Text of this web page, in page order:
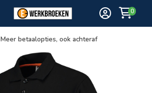
0
Meer betaalopties, ook achteraf